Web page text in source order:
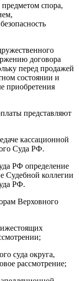
спора,
договора
перед продажей
состоянии и
приобретения
представляют
кассационной
Суда РФ.
РФ определение
Судебной коллегии
РФ.
Верховного
суда округа,
рассмотрение;